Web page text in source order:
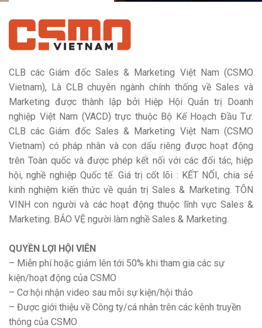
CLB các Giám đốc Sales & Marketing Việt Nam (CSMO
Vietnam), Là CLB chuyên ngành chính thống về Sales và
Marketing được thành lập bởi Hiệp Hội Quản trị Doanh
nghiệp Việt Nam (VACD) trực thuộc Bộ Kế Hoạch Đầu Tư.
CLB các Giám đốc Sales & Marketing Việt Nam (CSMO
Vietnam) có pháp nhân và con dấu riêng được hoạt động
trên Toàn quốc và được phép kết nối với các đối tác, hiệp
hội, nghề nghiệp Quốc tế. Giá trị cốt lõi : KẾT NỐI, chia sẻ
kinh nghiệm kiến thức về quản trị Sales & Marketing. TÔN
VINH con người và các hoạt động thuộc lĩnh vực Sales &
Marketing. BẢO VỆ người làm nghề Sales & Marketing.
QUYỀN LỢI HỘI VIÊN
– Miễn phí hoặc giảm lên tới 50% khi tham gia các sự
kiện/hoạt động của CSMO
– Cơ hội nhận video sau mỗi sự kiện/hội thảo
– Được giới thiệu về Công ty/cá nhân trên các kênh truyền
thông của CSMO